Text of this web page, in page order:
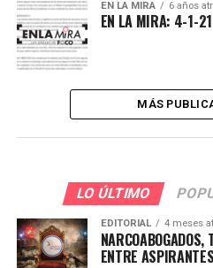
EN LA MIRA 6 años
EN LA MIRA: 4-1-21
MÁS
LO ÚLTIMO
EDITORIAL 4 meses
NARCOABOGADOS,
ENTRE